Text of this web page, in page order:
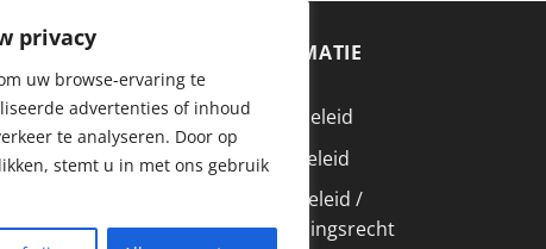
privacy
uw browse-ervaring te
advertenties of inhoud
te analyseren. Door op
stemt u in met ons gebruik
INFORMATIE
Privacybeleid
Cookiebeleid
Retourbeleid /
Herroepingsrecht